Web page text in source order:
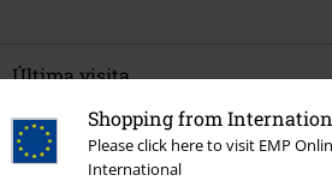
Shopping from
Please click here to visit EMP
International
Última visita